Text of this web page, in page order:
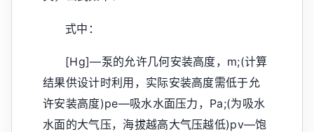
式中：
[Hg]—泵的允许几何安装高度，m;(计算
结果供设计时利用，实际安装高度需低于允
许安装高度)pe—吸水水面压力，Pa;(为吸水
水面的大气压，海拔越高大气压越低)pv—饱